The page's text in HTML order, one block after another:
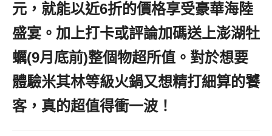
元，就能以近6折的價格享受豪華海陸
盛宴。加上打卡或評論加碼送上澎湖牡
蠣(9月底前)整個物超所值。對於想要
體驗米其林等級火鍋又想精打細算的饕
客，真的超值得衝一波！